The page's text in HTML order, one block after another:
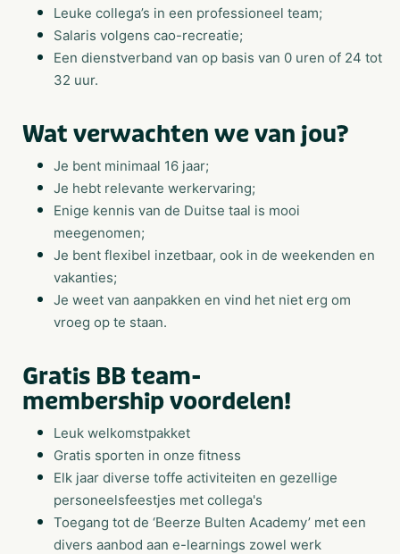
Leuke collega’s in een professioneel team;
Salaris volgens cao-recreatie;
Een dienstverband van op basis van 0 uren of 24 tot
32 uur.
Wat verwachten we van jou?
Je bent minimaal 16 jaar;
Je hebt relevante werkervaring;
Enige kennis van de Duitse taal is mooi
meegenomen;
Je bent flexibel inzetbaar, ook in de weekenden en
vakanties;
Je weet van aanpakken en vind het niet erg om
vroeg op te staan.
Gratis BB team-
membership voordelen!
Leuk welkomstpakket
Gratis sporten in onze fitness
Elk jaar diverse toffe activiteiten en gezellige
personeelsfeestjes met collega's
Toegang tot de ‘Beerze Bulten Academy’ met een
divers aanbod aan e-learnings zowel werk